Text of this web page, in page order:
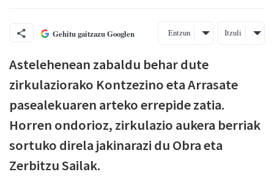
Gehitu gaitzazu Googlen Entzun Itzuli
Astelehenean zabaldu behar dute
zirkulaziorako Kontzezino eta Arrasate
pasealekuaren arteko errepide zatia.
Horren ondorioz, zirkulazio aukera berriak
sortuko direla jakinarazi du Obra eta
Zerbitzu Sailak.